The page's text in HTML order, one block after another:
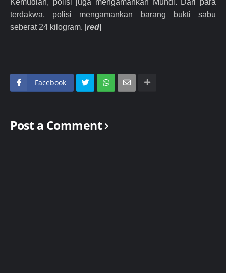
terdakwa, polisi mengamankan barang bukti sabu
seberat 24 kilogram. [red]
Facebook
Post a Comment